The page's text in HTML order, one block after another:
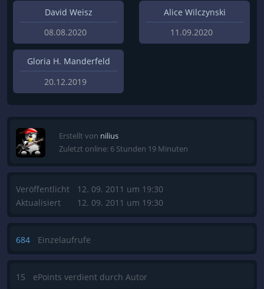
David Weisz
08.08.2020
Alice Wilczynski
11.09.2020
Gloria H. Manderfeld
20.12.2019
Erstellt von nilius
Zuletzt online: 6 Stunden 19 Minuten
Veröffentlicht
Aktualisiert
12. 09. 2011 um 19:30
12. 09. 2011 um 19:30
684 Einzelaufrufe
15 ePoints verdient durch Autor